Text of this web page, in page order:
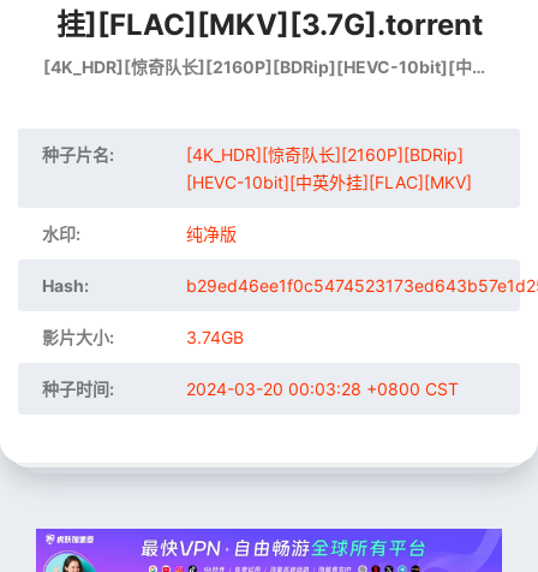
挂][FLAC][MKV][3.7G].torrent
[4K_HDR][惊奇队长][2160P][BDRip][HEVC-10bit][中英外挂][FLAC][MKV]
种子片名:
[4K_HDR][惊奇队长][2160P][BDRip]
[HEVC-10bit][中英外挂][FLAC][MKV]
水印: 纯净版
Hash:
影片大小: 3.74GB
种子时间: 2024-03-20 00:03:28 +0800 CST